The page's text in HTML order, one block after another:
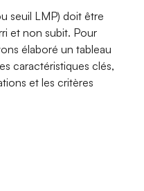
seuil LMP) doit être
et non subit. Pour
élaboré un tableau
caractéristiques clés,
et les critères